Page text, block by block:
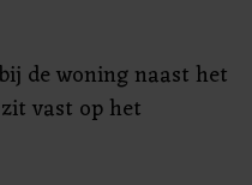
de woning naast het
vast op het